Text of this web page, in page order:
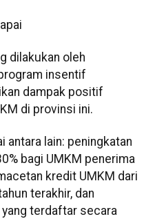
dilakukan oleh
insentif
dampak positif
di provinsi ini.
antara lain: peningkatan
bagi UMKM penerima
kredit UMKM dari
terakhir, dan
terdaftar secara